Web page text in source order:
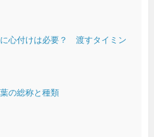
心付けは必要？ 渡すタイミン
の総称と種類